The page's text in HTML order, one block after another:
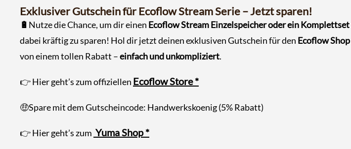
Exklusiver Gutschein für Ecoflow Stream Serie – Jetzt sparen!
🔋 Nutze die Chance, um dir einen Ecoflow Stream Einzelspeicher oder ein Komplettset
dabei kräftig zu sparen! Hol dir jetzt deinen exklusiven Gutschein für den Ecoflow Shop
von einem tollen Rabatt –einfach und unkompliziert.
👉 Hier geht’s zum offiziellen Ecoflow Store *
🤑Spare mit dem Gutscheincode: Handwerkskoenig (5% Rabatt)
👉 Hier geht’s zum Yuma Shop *